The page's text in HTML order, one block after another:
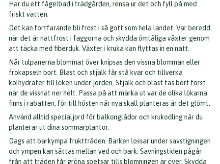
Har du ett fågelbad i trädgården, rensa ur det och fyll på med
friskt vatten.
Det kan fortfarande bli frost i så gott som hela landet. Var beredd
när det är nattfrost i faggorna och skydda ömtåliga växter genom
att täcka med fiberduk. Växter i kruka kan flyttas in en natt.
När tulpanerna blommat över knipsas den vissna blomman eller
frökapseln bort. Blast och stjälk får stå kvar och tillverka
kolhydrater till löken under jorden. Stjälk och blast tas bort först
när de vissnat ner helt. Passa på att märka ut var de olika lökarna
finns i rabatten, för till hösten när nya skall planteras är det glömt.
Använd alltid specialjord för balkonglådor och krukodling när du
planterar ut dina sommarplantor.
Dags att barkympa fruktträden. Barken lossar under savstigningen
och ympen kan sättas mellan ved och bark. Savningstiden pågår
från att träden får gröna spetsar tills blomningen är över. Skydda